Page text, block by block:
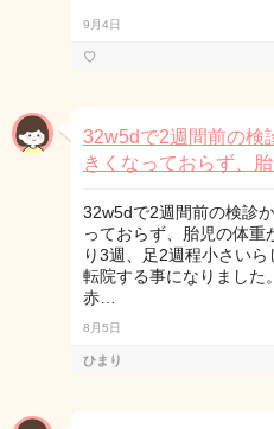
9月4日
♡
32w5dで2週間前の検
きくなっておらず、
32w5dで2週間前の検診
っておらず、胎児の体重
り3週、足2週程小さい
転院する事になりました
赤…
8月5日
ひまり